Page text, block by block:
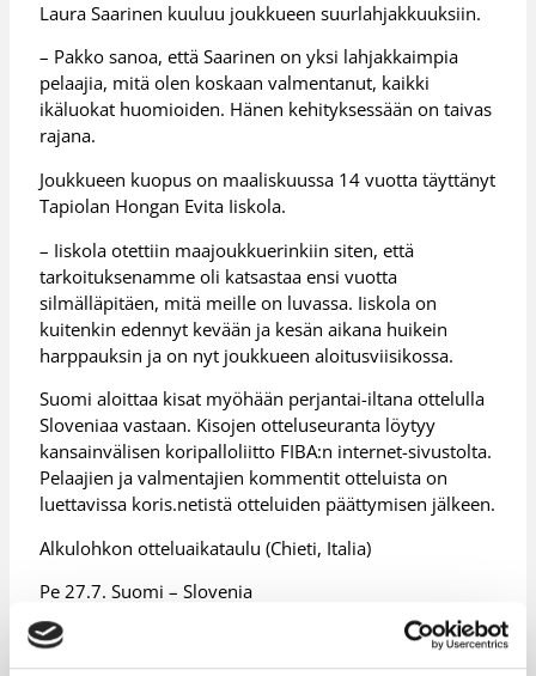
Laura Saarinen kuuluu joukkueen suurlahjakkuuksiin.
– Pakko sanoa, että Saarinen on yksi lahjakkaimpia
pelaajia, mitä olen koskaan valmentanut, kaikki
ikäluokat huomioiden. Hänen kehityksessään on taivas
rajana.
Joukkueen kuopus on maaliskuussa 14 vuotta täyttänyt
Tapiolan Hongan Evita Iiskola.
– Iiskola otettiin maajoukkuerinkiin siten, että
tarkoituksenamme oli katsastaa ensi vuotta
silmälläpitäen, mitä meille on luvassa. Iiskola on
kuitenkin edennyt kevään ja kesän aikana huikein
harppauksin ja on nyt joukkueen aloitusviisikossa.
Suomi aloittaa kisat myöhään perjantai-iltana ottelulla
Sloveniaa vastaan. Kisojen otteluseuranta löytyy
kansainvälisen koripalloliitto FIBA:n internet-sivustolta.
Pelaajien ja valmentajien kommentit otteluista on
luettavissa koris.netistä otteluiden päättymisen jälkeen.
Alkulohkon otteluaikataulu (Chieti, Italia)
Pe 27.7. Suomi – Slovenia
La 28.7. Suomi – Montenegro